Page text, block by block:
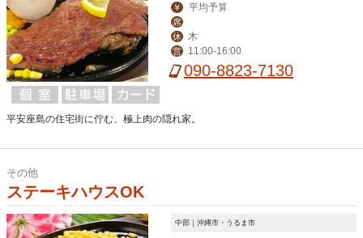
￥ 平均予算
席
休
木
営 11:00-16:00
090-8823-7130
平安座島の住宅街に佇む、極上肉の隠れ家。
その他
ステーキハウスOK
中部｜沖縄市・うるま市